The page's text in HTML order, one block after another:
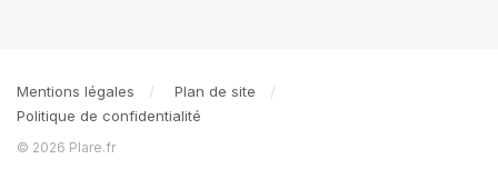
Mentions légales
Plan de site
Politique de confidentialité
© 2026 Plare.fr